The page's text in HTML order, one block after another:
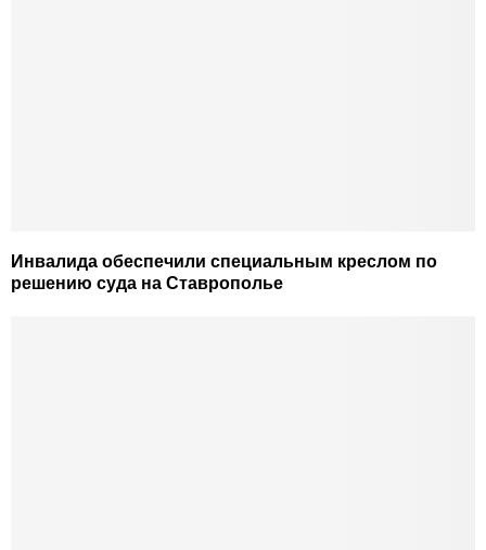
Инвалида обеспечили специальным креслом по
решению суда на Ставрополье